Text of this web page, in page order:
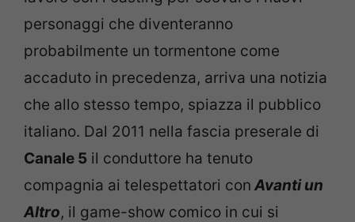
personaggi che diventeranno
probabilmente un tormentone come
accaduto in precedenza, arriva una notizia
che allo stesso tempo, spiazza il pubblico
italiano. Dal 2011 nella fascia preserale di
Canale 5 il conduttore ha tenuto
compagnia ai telespettatori con Avanti un
Altro, il game-show comico in cui si